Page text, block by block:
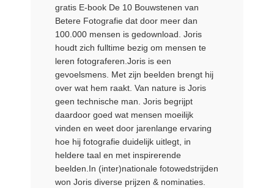
gratis E-book De 10 Bouwstenen van
Betere Fotografie dat door meer dan
100.000 mensen is gedownload. Joris
houdt zich fulltime bezig om mensen te
leren fotograferen.Joris is een
gevoelsmens. Met zijn beelden brengt hij
over wat hem raakt. Van nature is Joris
geen technische man. Joris begrijpt
daardoor goed wat mensen moeilijk
vinden en weet door jarenlange ervaring
hoe hij fotografie duidelijk uitlegt, in
heldere taal en met inspirerende
beelden.In (inter)nationale fotowedstrijden
won Joris diverse prijzen & nominaties.